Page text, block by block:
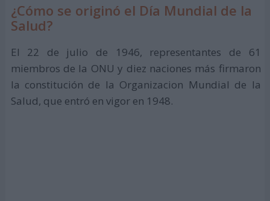
¿Cómo se originó el Día Mundial de la
Salud?
El 22 de julio de 1946, representantes de 61
miembros de la ONU y diez naciones más firmaron
la constitución de la Organizacion Mundial de la
Salud, que entró en vigor en 1948.